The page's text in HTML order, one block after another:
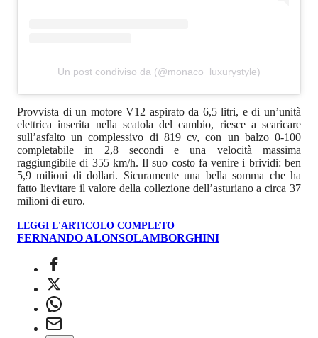
Un post condiviso da (@monaco_luxurystyle)
Provvista di un motore V12 aspirato da 6,5 litri, e di un’unità
elettrica inserita nella scatola del cambio, riesce a scaricare
sull’asfalto un complessivo di 819 cv, con un balzo 0-100
completabile in 2,8 secondi e una velocità massima
raggiungibile di 355 km/h. Il suo costo fa venire i brividi: ben
5,9 milioni di dollari. Sicuramente una bella somma che ha
fatto lievitare il valore della collezione dell’asturiano a circa 37
milioni di euro.
LEGGI L'ARTICOLO COMPLETO
FERNANDO ALONSOLAMBORGHINI